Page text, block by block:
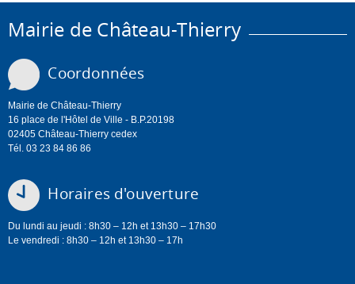
Mairie de Château-Thierry
Coordonnées
Mairie de Château-Thierry
16 place de l'Hôtel de Ville - B.P.20198
02405 Château-Thierry cedex
Tél. 03 23 84 86 86
Horaires d'ouverture
Du lundi au jeudi : 8h30 – 12h et 13h30 – 17h30
Le vendredi : 8h30 – 12h et 13h30 – 17h